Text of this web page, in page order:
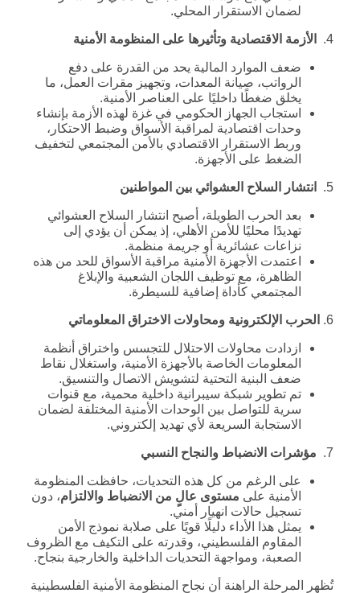
لضمان الاستقرار المحلي.
4. الأزمة الاقتصادية وتأثيرها على المنظومة الأمنية
ضعف الموارد المالية يحد من القدرة على دفع
الرواتب، صيانة المعدات، وتجهيز مقرات العمل، ما
يخلق ضغطًا داخليًا على العناصر الأمنية.
استجاب الجهاز الحكومي في غزة لهذه الأزمة بإنشاء
وحدات اقتصادية لمراقبة الأسواق وضبط الاحتكار،
وربط الاستقرار الاقتصادي بالأمن المجتمعي لتخفيف
الضغط على الأجهزة.
5. انتشار السلاح العشوائي بين المواطنين
بعد الحرب الطويلة، أصبح انتشار السلاح العشوائي
تهديدًا محليًا للأمن الأهلي، إذ يمكن أن يؤدي إلى
نزاعات عشائرية أو جريمة منظمة.
اعتمدت الأجهزة الأمنية مراقبة الأسواق للحد من هذه
الظاهرة، مع توظيف اللجان الشعبية والإبلاغ
المجتمعي كأداة إضافية للسيطرة.
6. الحرب الإلكترونية ومحاولات الاختراق المعلوماتي
ازدادت محاولات الاحتلال للتجسس واختراق أنظمة
المعلومات الخاصة بالأجهزة الأمنية، واستغلال نقاط
ضعف البنية التحتية لتشويش الاتصال والتنسيق.
تم تطوير شبكة سيبرانية داخلية محمية، مع قنوات
سرية للتواصل بين الوحدات الأمنية المختلفة لضمان
الاستجابة السريعة لأي تهديد إلكتروني.
7. مؤشرات الانضباط والنجاح النسبي
على الرغم من كل هذه التحديات، حافظت المنظومة
الأمنية على مستوى عالٍ من الانضباط والالتزام، دون
تسجيل حالات انهيار أمني.
يمثل هذا الأداء دليلًا قويًا على صلابة نموذج الأمن
المقاوم الفلسطيني، وقدرته على التكيف مع الظروف
الصعبة، ومواجهة التحديات الداخلية والخارجية بنجاح.
تُظهر المرحلة الراهنة أن نجاح المنظومة الأمنية الفلسطينية